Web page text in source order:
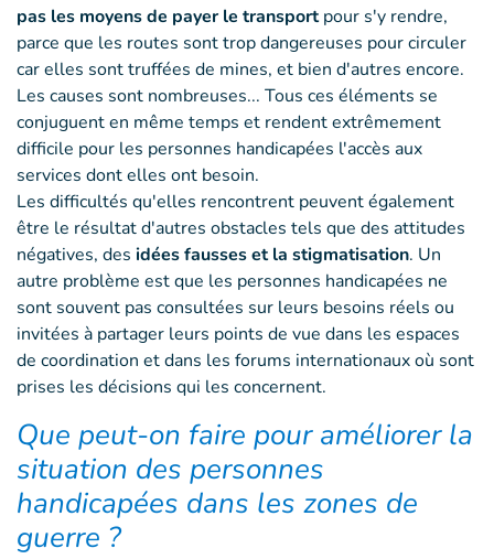
pas les moyens de payer le transportpour s'y rendre,
parce que les routes sont trop dangereuses pour circuler
car elles sont truffées de mines, et bien d'autres encore.
Les causes sont nombreuses... Tous ces éléments se
conjuguent en même temps et rendent extrêmement
difficile pour les personnes handicapées l'accès aux
services dont elles ont besoin.
Les difficultés qu'elles rencontrent peuvent également
être le résultat d'autres obstacles tels que des attitudes
négatives, des idées fausses et la stigmatisation. Un
autre problème est que les personnes handicapées ne
sont souvent pas consultées sur leurs besoins réels ou
invitées à partager leurs points de vue dans les espaces
de coordination et dans les forums internationaux où sont
prises les décisions qui les concernent.
Que peut-on faire pour améliorer la
situation des personnes
handicapées dans les zones de
guerre ?